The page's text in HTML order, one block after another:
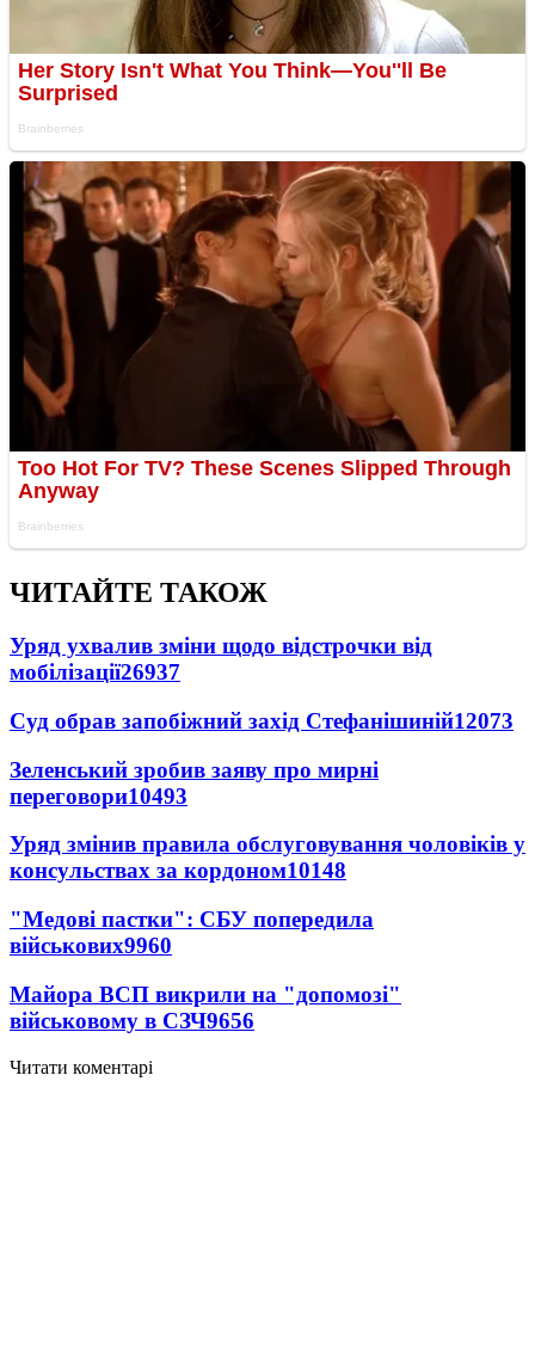
ЧИТАЙТЕ ТАКОЖ
Уряд ухвалив зміни щодо відстрочки від
мобілізації26937
Суд обрав запобіжний захід Стефанішиній12073
Зеленський зробив заяву про мирні
переговори10493
Уряд змінив правила обслуговування чоловіків у
консульствах за кордоном10148
"Медові пастки": СБУ попередила
військових9960
Майора ВСП викрили на "допомозі"
військовому в СЗЧ9656
Читати коментарі